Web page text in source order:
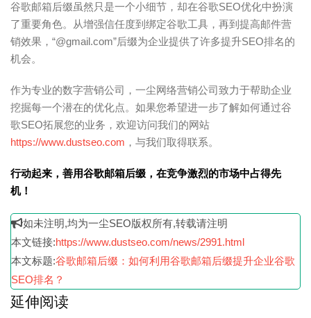
谷歌邮箱后缀虽然只是一个小细节，却在谷歌SEO优化中扮演
了重要角色。从增强信任度到绑定谷歌工具，再到提高邮件营
销效果，“@gmail.com”后缀为企业提供了许多提升SEO排名的
机会。
作为专业的数字营销公司，一尘网络营销公司致力于帮助企业
挖掘每一个潜在的优化点。如果您希望进一步了解如何通过谷
歌SEO拓展您的业务，欢迎访问我们的网站
https://www.dustseo.com ，与我们取得联系。
行动起来，善用谷歌邮箱后缀，在竞争激烈的市场中占得先
机！
如未注明,均为一尘SEO版权所有,转载请注明
本文链接:https://www.dustseo.com/news/2991.html
本文标题:谷歌邮箱后缀：如何利用谷歌邮箱后缀提升企业谷歌
SEO排名？
延伸阅读